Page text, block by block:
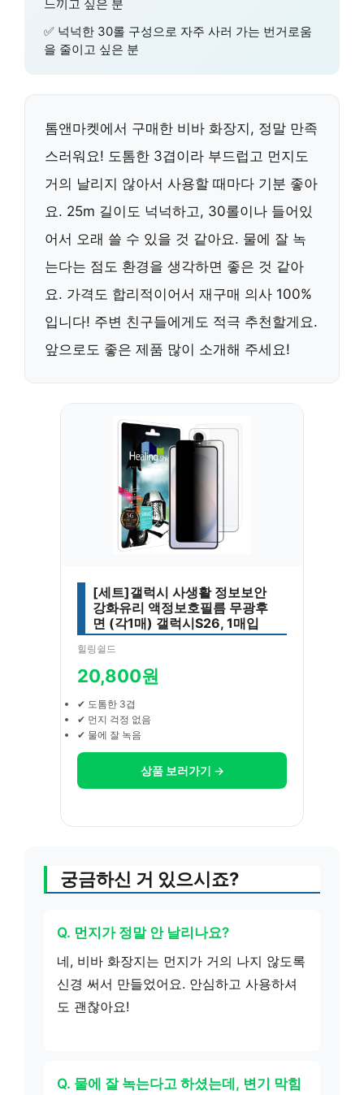
느끼고 싶은 분
✅ 넉넉한 30롤 구성으로 자주 사러 가는 번거로움
을 줄이고 싶은 분
톰앤마켓에서 구매한 비바 화장지, 정말 만족
스러워요! 도톰한 3겹이라 부드럽고 먼지도
거의 날리지 않아서 사용할 때마다 기분 좋아
요. 25m 길이도 넉넉하고, 30롤이나 들어있
어서 오래 쓸 수 있을 것 같아요. 물에 잘 녹
는다는 점도 환경을 생각하면 좋은 것 같아
요. 가격도 합리적이어서 재구매 의사 100%
입니다! 주변 친구들에게도 적극 추천할게요.
앞으로도 좋은 제품 많이 소개해 주세요!
[세트]갤럭시 사생활 정보보안
강화유리 액정보호필름 무광후
면 (각1매) 갤럭시S26, 1매입
힐링쉴드
20,800원
✔ 도톰한 3겹
✔ 먼지 걱정 없음
✔ 물에 잘 녹음
상품 보러가기 →
궁금하신 거 있으시죠?
Q. 먼지가 정말 안 날리나요?
네, 비바 화장지는 먼지가 거의 나지 않도록
신경 써서 만들었어요. 안심하고 사용하셔
도 괜찮아요!
Q. 물에 잘 녹는다고 하셨는데, 변기 막힘